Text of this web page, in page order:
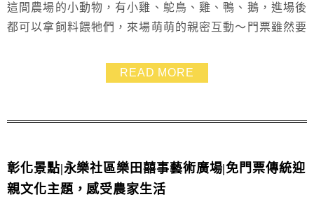
這間農場的小動物，有小雞、鴕鳥、雞、鴨、鵝，進場後
都可以拿飼料餵牠們，來場萌萌的親密互動～門票雖然要
遊樂設施，沙坑、氣墊溜滑梯，都是小孩的最愛，勇氣夠
多的推薦也能自己撿雞蛋～蠻適合親子同遊的
READ MORE
彰化景點|永樂社區樂田囍事藝術廣場|免門票傳統迎
親文化主題，感受農家生活